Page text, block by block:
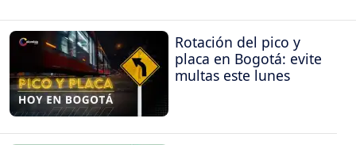
Rotación del pico y
placa en Bogotá: evite
multas este lunes